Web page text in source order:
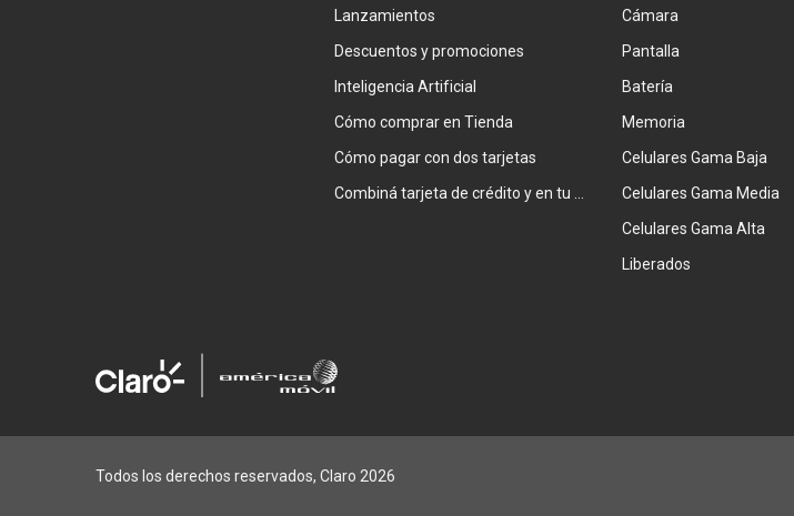
Lanzamientos
Descuentos y promociones
Inteligencia Artificial
Cómo comprar en Tienda
Cómo pagar con dos tarjetas
Cámara
Pantalla
Batería
Memoria
Celulares Gama Baja
Celulares Gama Media
Celulares Gama Alta
Liberados
Todos los derechos reservados, Claro 2026